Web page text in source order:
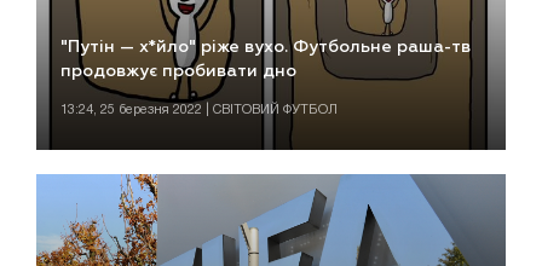
"Путін — х*йло" ріже вухо. Футбольне раша-тв
продовжує пробивати дно
13:24, 25 березня 2022 | СВІТОВИЙ ФУТБОЛ